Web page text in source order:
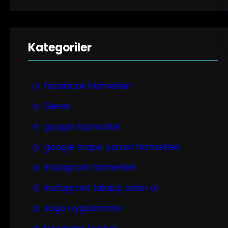
Kategoriler
facebook hizmetleri
Genel
google hizmetleri
google maps yorum hizmetleri
İnstagram hizmetleri
instagram takipçi satın al
sugo uygulaması